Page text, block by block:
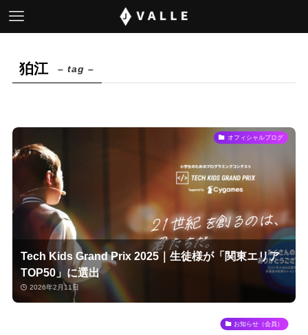
狛江 – tag –
オフィシャルブログ
Tech Kids Grand Prix 2025｜生徒様が「関東エリア
TOP50」に選出
2026年2月11日
お知らせ（会員）